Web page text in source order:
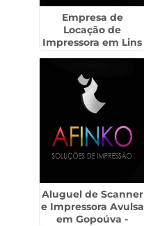
Empresa de
Locação de
Impressora em Lins
Aluguel de Scanner
e Impressora Avulsa
em Gopoúva -